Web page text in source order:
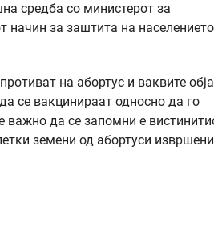
средба со министерот за
начин за заштита на
на абортус и ваквите
се вакцинираат односно да го
важно да се запомни е
земени од абортуси